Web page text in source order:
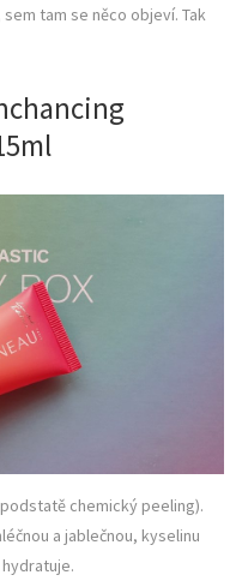
tam se něco objeví. Tak
chemický peeling).
a jablečnou, kyselinu